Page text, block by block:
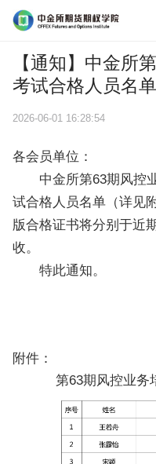
【通知】中金所
考试合格人员名单
2026-06-01 16:28:54
各会员单位：
中金所第63期风控
试合格人员名单（详见
版合格证书将分别于近
收。
特此通知。
附件：
第63期风控业务